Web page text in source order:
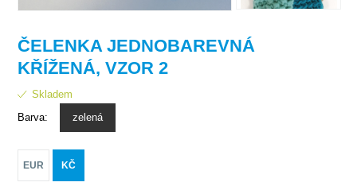
ČELENKA JEDNOBAREVNÁ
KŘÍŽENÁ, VZOR 2
Skladem
Barva:
zelená
EUR KČ